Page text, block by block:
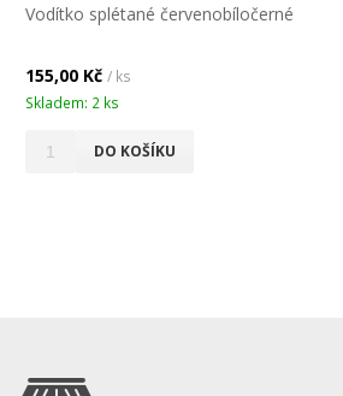
Vodítko splétané červenobíločerné
155,00 Kč/ ks
Skladem: 2 ks
DO KOŠÍKU